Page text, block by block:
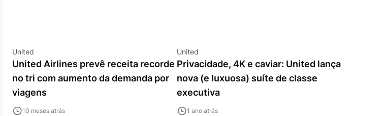
United
United Airlines prevê receita recorde
no tri com aumento da demanda por
viagens
10 meses atrás
United
Privacidade, 4K e caviar: United lança
nova (e luxuosa) suíte de classe
executiva
1 ano atrás